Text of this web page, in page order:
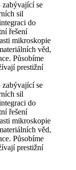
zabývající se
sil
do
řešení
mikroskopie
věd,
Působíme
prestižní
zabývající se
sil
do
řešení
mikroskopie
věd,
Působíme
prestižní